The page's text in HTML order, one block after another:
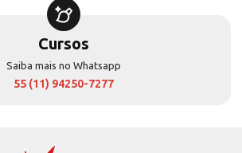
Cursos
Saiba mais no Whatsapp
55 (11) 94250-7277